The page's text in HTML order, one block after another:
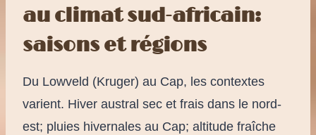
au climat sud-africain:
saisons et régions
Du Lowveld (Kruger) au Cap, les contextes
varient. Hiver austral sec et frais dans le nord-
est; pluies hivernales au Cap; altitude fraîche